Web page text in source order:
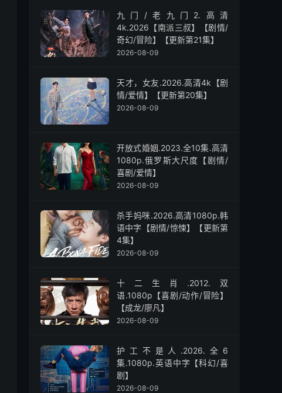
九门/老九门2.高清
4k.2026【南派三叔】【剧情/
奇幻/冒险】【更新第21集】
2026-08-09
天才，女友.2026.高清4k【剧
情/爱情】【更新第20集】
2026-08-09
开放式婚姻.2023.全10集.高清
1080p.俄罗斯大尺度【剧情/
喜剧/爱情】
2026-08-09
杀手妈咪.2026.高清1080p.韩
语中字【剧情/惊悚】【更新第
4集】
2026-08-09
十二生肖.2012.双
语.1080p【喜剧/动作/冒险】
【成龙/廖凡】
2026-08-09
护工不是人.2026.全6
集.1080p.英语中字【科幻/喜
剧】
2026-08-09